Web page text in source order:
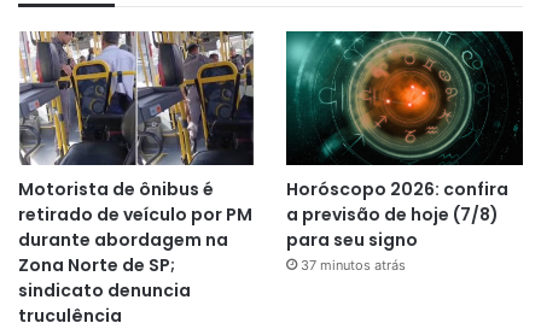
Motorista de ônibus é
retirado de veículo por PM
durante abordagem na
Zona Norte de SP;
sindicato denuncia
truculência
Horóscopo 2026: confira
a previsão de hoje (7/8)
para seu signo
37 minutos atrás